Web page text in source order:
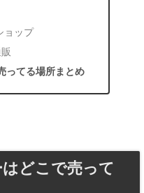
ョップ
ってる場所まとめ
どこで売って